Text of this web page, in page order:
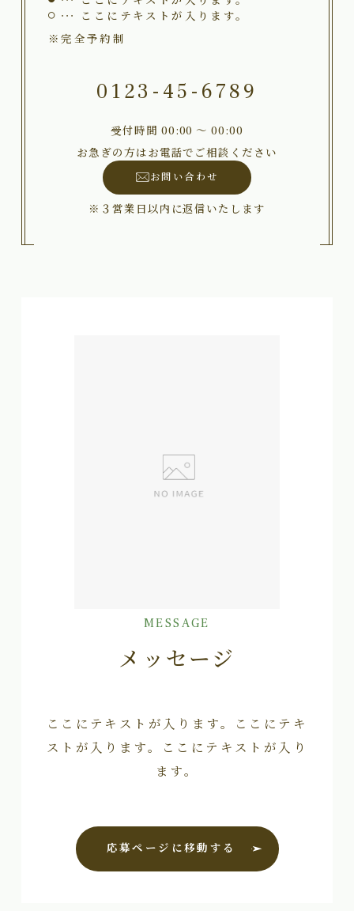
ここにテキストが入ります。
※完全予約制
0123-45-6789
受付時間 00:00 〜 00:00
お急ぎの方はお電話でご相談ください
お問い合わせ
※３営業日以内に返信いたします
MESSAGE
メッセージ
ここにテキストが入ります。ここにテキ
ストが入ります。ここにテキストが入り
ます。
応募ページに移動する